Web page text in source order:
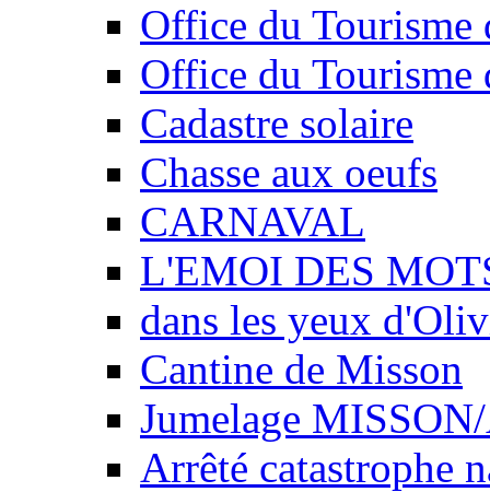
Office du
Office du
Cadastre solaire
Chasse aux oeufs
CARNAVAL
L'EMOI DES
dans les yeux
Cantine de Misson
Jumelage
Arrêté catastrophe